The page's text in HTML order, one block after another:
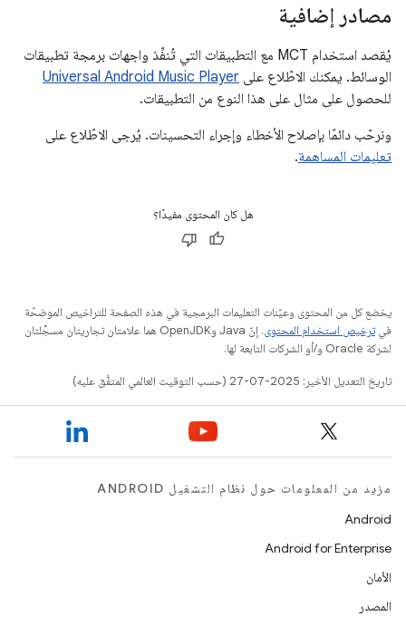
مصادر إضافية
يُقصد استخدام MCT مع التطبيقات التي تُنفِّذ واجهات برمجة تطبيقات
الوسائط. يمكنك الاطّلاع على Universal Android Music Player
للحصول على مثال على هذا النوع من التطبيقات.
ونرحّب دائمًا بإصلاح الأخطاء وإجراء التحسينات. يُرجى الاطّلاع على
تعليمات المساهمة.
هل كان المحتوى مفيدًا؟
يخضع كل من المحتوى وعيّنات التعليمات البرمجية في هذه الصفحة للتراخيص الموضحّة
فيترخيص استخدام المحتوى
. إنّ Java وOpenJDK هما علامتان تجاريتان مسجَّلتان
لشركة Oracle و/أو الشركات التابعة لها.
تاريخ التعديل الأخير: 2025-07-27 (حسب التوقيت العالمي المتفَّق عليه)
مزيد من المعلومات حول نظام التشغيل ANDROID
Android
Android for Enterprise
الأمان
المصدر